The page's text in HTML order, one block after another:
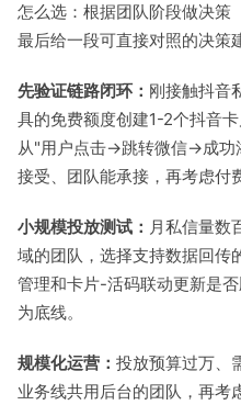
怎么选：根据团队阶段做决策
最后给一段可直接对照的决策
先验证链路闭环： 刚接触抖音
具的免费额度创建1-2个抖音
从"用户点击→跳转微信→成功
接受、团队能承接，再考虑付
小规模投放测试： 月私信量数
域的团队，选择支持数据回传
管理和卡片-活码联动更新是
为底线。
规模化运营： 投放预算过万、
业务线共用后台的团队，再考